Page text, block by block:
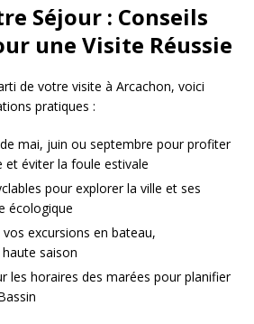
Séjour : Conseils
une Visite Réussie
de votre visite à Arcachon, voici
pratiques :
mai, juin ou septembre pour profiter
et éviter la foule estivale
pour explorer la ville et ses
écologique
vos excursions en bateau,
saison
les horaires des marées pour planifier